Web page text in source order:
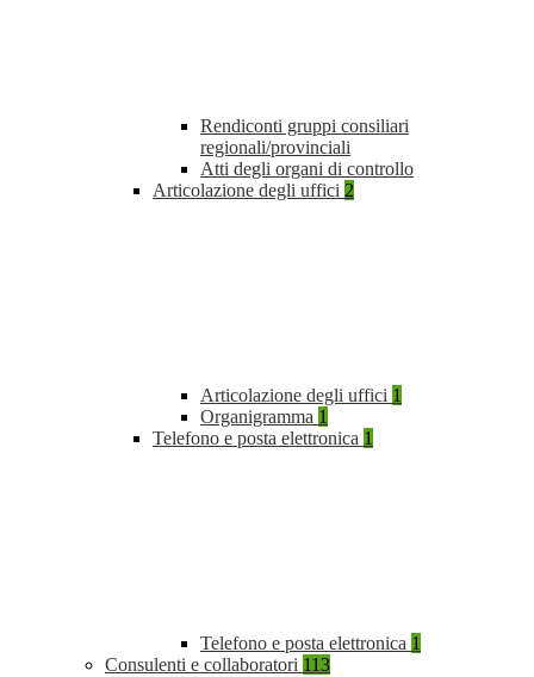
Rendiconti gruppi consiliari
regionali/provinciali
Atti degli organi di controllo
Articolazione degli uffici 2
Articolazione degli uffici 1
Organigramma 1
Telefono e posta elettronica 1
Telefono e posta elettronica 1
Consulenti e collaboratori 113